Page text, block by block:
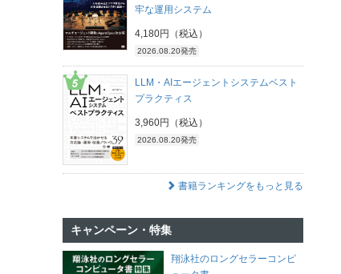
牢な運用システム
4,180円（税込）
2026.08.20発売
LLM・AIエージェントシステムベスト
プラクティス
3,960円（税込）
2026.08.20発売
書籍ランキングをもっと見る
キャンペーン・特集
翔泳社のロングセラーコンピ